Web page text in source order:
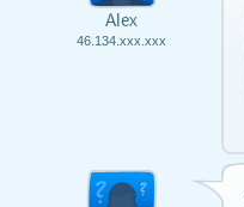
Alex
46.134.xxx.xxx